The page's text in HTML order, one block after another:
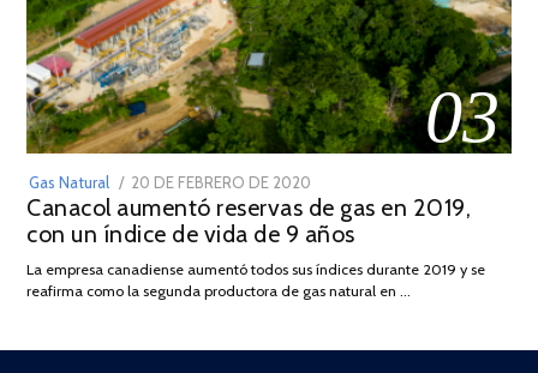
03
Gas Natural
POSTED
ON
20 DE FEBRERO DE 2020
DE
JULIO
2025
Canacol aumentó reservas de gas en 2019,
con un índice de vida de 9 años
La empresa canadiense aumentó todos sus índices durante 2019 y se
reafirma como la segunda productora de gas natural en …